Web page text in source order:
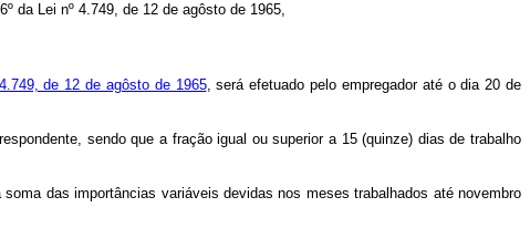
da Lei nº 4.749, de 12 de agôsto de 1965,
de 12 de agôsto de 1965, será efetuado pelo empregador até o dia 20 de
sendo que a fração igual ou superior a 15 (quinze) dias de trabalho
das importâncias variáveis devidas nos meses trabalhados até novembro